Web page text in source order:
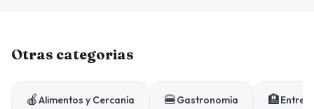
Otras categorias
🍎Alimentos y Cercanía 🍔Gastronomía 🏨